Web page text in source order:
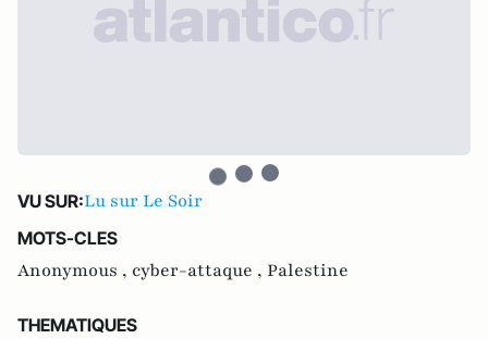
VU SUR:Lu sur Le Soir
MOTS-CLES
Anonymous , cyber-attaque , Palestine
THEMATIQUES